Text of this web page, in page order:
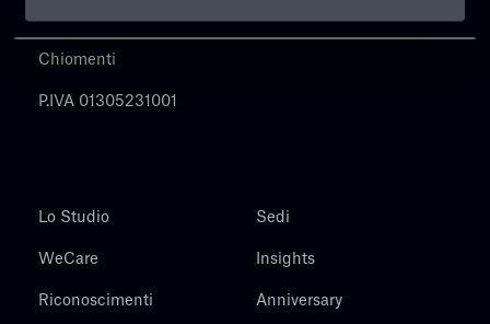
Chiomenti
P.IVA 01305231001
Lo Studio
WeCare
Riconoscimenti
Sedi
Insights
Anniversary